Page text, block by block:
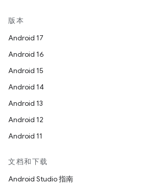
版本
Android 17
Android 16
Android 15
Android 14
Android 13
Android 12
Android 11
文档和下载
Android Studio 指南